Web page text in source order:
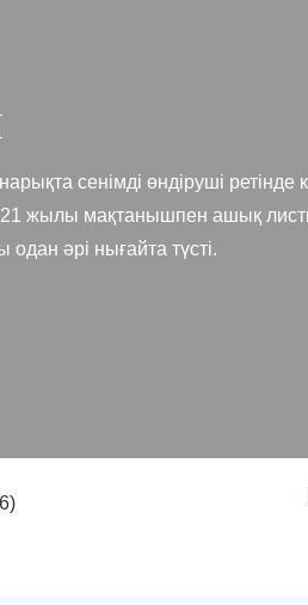
сенімді өндіруші ретінде
жылы мақтанышпен ашық
одан әрі нығайта түсті.